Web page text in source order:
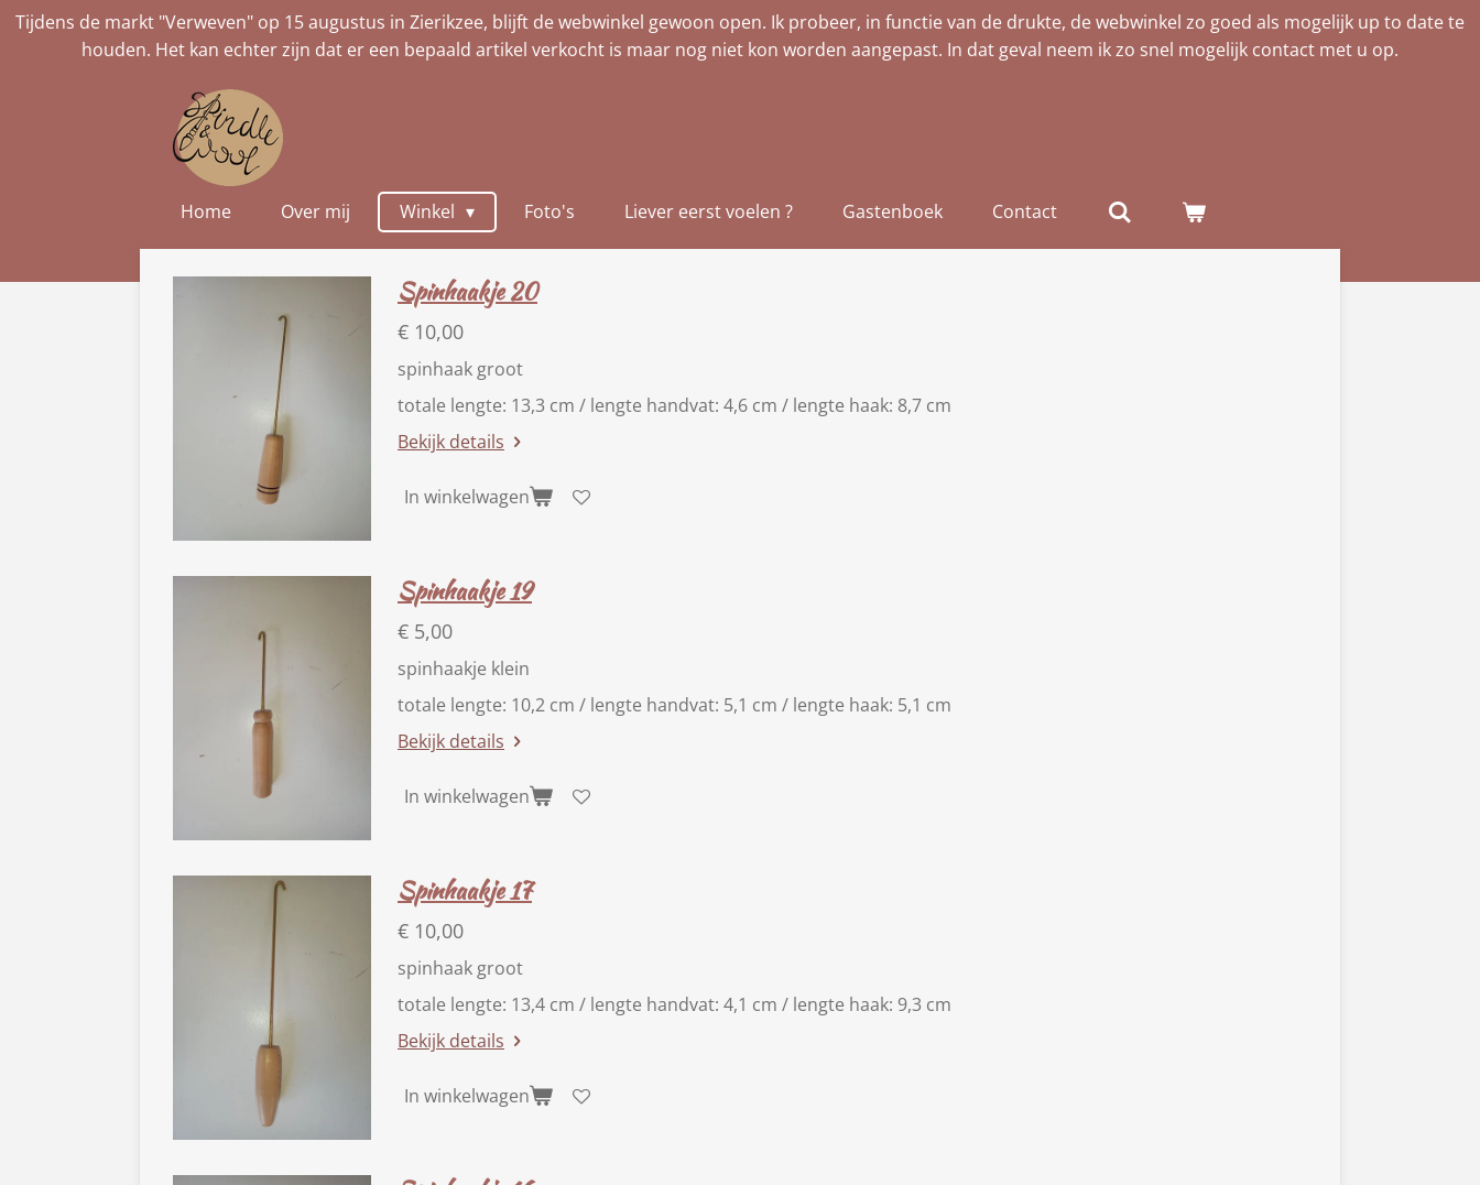
Ga
Tijdens de markt "Verweven" op 15 augustus in Zierikzee, blijft de webwinkel gewoon open. Ik probeer, in functie van de drukte, de webwinkel zo goed als mogelijk up to date te
houden. Het kan echter zijn dat er een bepaald artikel verkocht is maar nog niet kon worden aangepast. In dat geval neem ik zo snel mogelijk contact met u op.
Home Over mij Winkel Foto's Liever eerst voelen ? Gastenboek Contact
Spinhaakje 20
€ 10,00
spinhaak groot
totale lengte: 13,3 cm / lengte handvat: 4,6 cm / lengte haak: 8,7 cm
Bekijk details
In winkelwagen
Spinhaakje 19
€ 5,00
spinhaakje klein
totale lengte: 10,2 cm / lengte handvat: 5,1 cm / lengte haak: 5,1 cm
Bekijk details
In winkelwagen
Spinhaakje 17
€ 10,00
spinhaak groot
totale lengte: 13,4 cm / lengte handvat: 4,1 cm / lengte haak: 9,3 cm
Bekijk details
In winkelwagen